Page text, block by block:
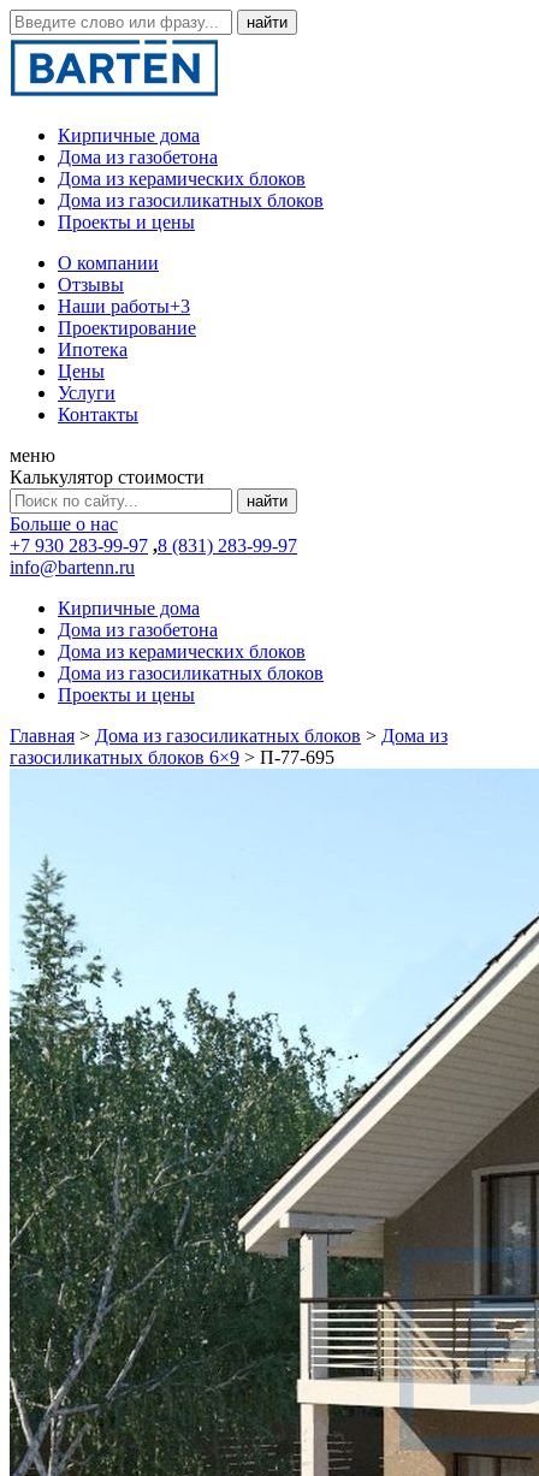
Кирпичные дома
Дома из газобетона
Дома из керамических блоков
Дома из газосиликатных блоков
Проекты и цены
О компании
Отзывы
Наши работы+3
Проектирование
Ипотека
Цены
Услуги
Контакты
меню
Калькулятор стоимости
Больше о нас
+7 930 283-99-97 ,8 (831) 283-99-97
info@bartenn.ru
Кирпичные дома
Дома из газобетона
Дома из керамических блоков
Дома из газосиликатных блоков
Проекты и цены
Главная > Дома из газосиликатных блоков > Дома из
газосиликатных блоков 6×9 > П-77-695